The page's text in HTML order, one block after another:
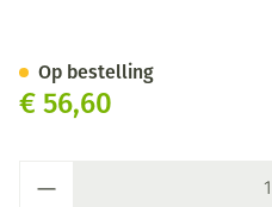
€ 56,60
Op bestelling